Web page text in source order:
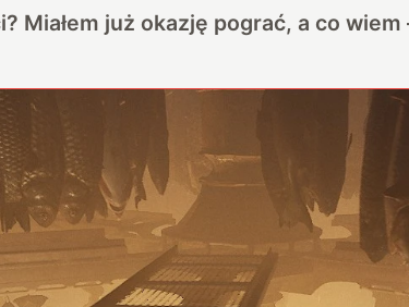
Miałem już okazję pograć, a co wiem